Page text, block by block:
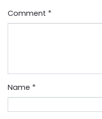
Comment *
Name *